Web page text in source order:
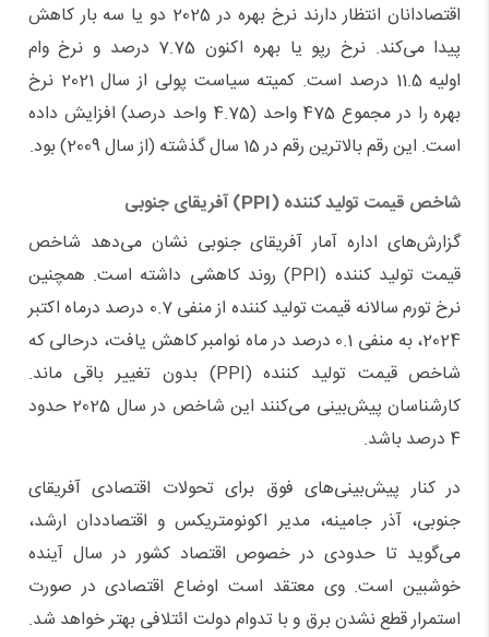
اقتصادانان انتظار دارند نرخ بهره در 2025 دو یا سه بار کاهش
پیدا می‌کند. نرخ رپو یا بهره اکنون 7.75 درصد و نرخ وام
اولیه 11.5 درصد است. کمیته سیاست پولی از سال 2021 نرخ
بهره را در مجموع 475 واحد (4.75 واحد درصد) افزایش داده
است. این رقم بالاترین رقم در 15 سال گذشته (از سال 2009) بود.
شاخص قیمت تولید کننده (PPI) آفریقای جنوبی
گزارش‌های اداره آمار آفریقای جنوبی نشان می‌دهد شاخص
قیمت تولید کننده (PPI) روند کاهشی داشته است. همچنین
نرخ تورم سالانه قیمت تولید کننده از منفی 0.7 درصد درماه اکتبر
2024، به منفی 0.1 درصد در ماه نوامبر کاهش یافت، درحالی که
شاخص قیمت تولید کننده (PPI) بدون تغییر باقی ماند.
کارشناسان پیش‌بینی می‌کنند این شاخص در سال 2025 حدود
4 درصد باشد.
در کنار پیش‌بینی‌های فوق برای تحولات اقتصادی آفریقای
جنوبی، آذر جامینه، مدیر اکونومتریکس و اقتصاددان ارشد،
می‌گوید تا حدودی در خصوص اقتصاد کشور در سال آینده
خوشبین است. وی معتقد است اوضاع اقتصادی در صورت
استمرار قطع نشدن برق و با تدوام دولت ائتلافی بهتر خواهد شد.